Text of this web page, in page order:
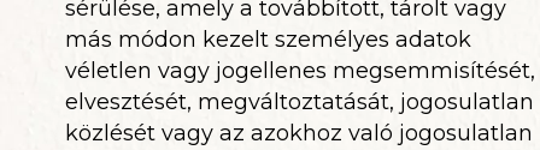
sérülése, amely a továbbított, tárolt vagy
más módon kezelt személyes adatok
véletlen vagy jogellenes megsemmisítését,
elvesztését, megváltoztatását, jogosulatlan
közlését vagy az azokhoz való jogosulatlan